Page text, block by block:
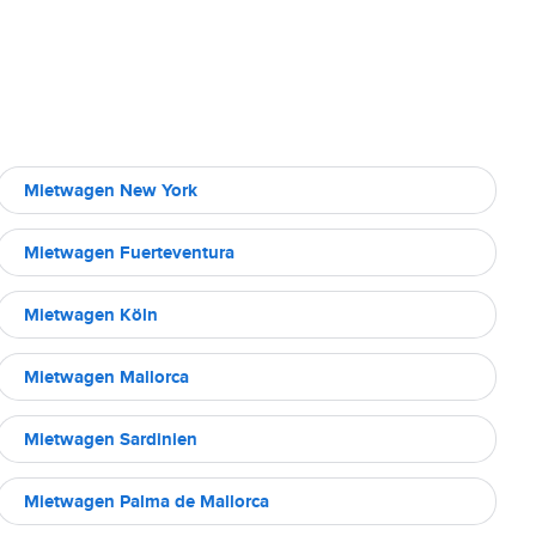
Mietwagen New York
Mietwagen Fuerteventura
Mietwagen Köln
Mietwagen Mallorca
Mietwagen Sardinien
Mietwagen Palma de Mallorca